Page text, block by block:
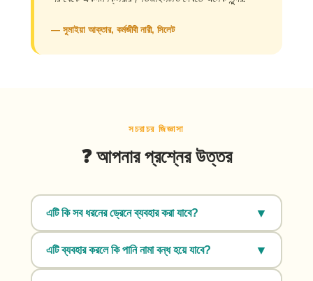
— সুমাইয়া আক্তার, কর্মজীবী নারী, সিলেট
সচরাচর জিজ্ঞাসা
❓ আপনার প্রশ্নের উত্তর
এটি কি সব ধরনের ড্রেনে ব্যবহার করা যাবে? ▼
হ্যাঁ, স্ট্যান্ডার্ড সাইজের যেকোনো বাথরুমের ড্রেন, বেসিন বা
রান্নাঘরের সিঙ্কে ব্যবহার করা যায়।
এটি ব্যবহার করলে কি পানি নামা বন্ধ হয়ে যাবে? ▼